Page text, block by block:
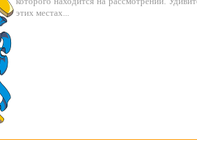
этих местах...